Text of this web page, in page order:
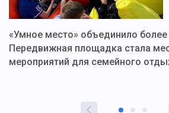
«Умное место» объединило
Передвижная площадка стала
мероприятий для семейного